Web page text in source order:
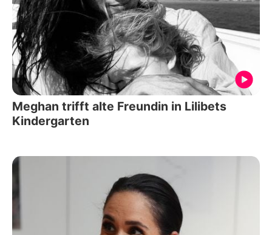
Meghan trifft alte Freundin in Lilibets
Kindergarten